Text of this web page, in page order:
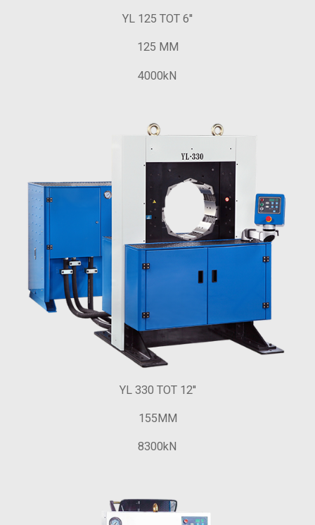
YL 125 TOT 6''
125 MM
4000kN
YL 330 TOT 12''
155MM
8300kN